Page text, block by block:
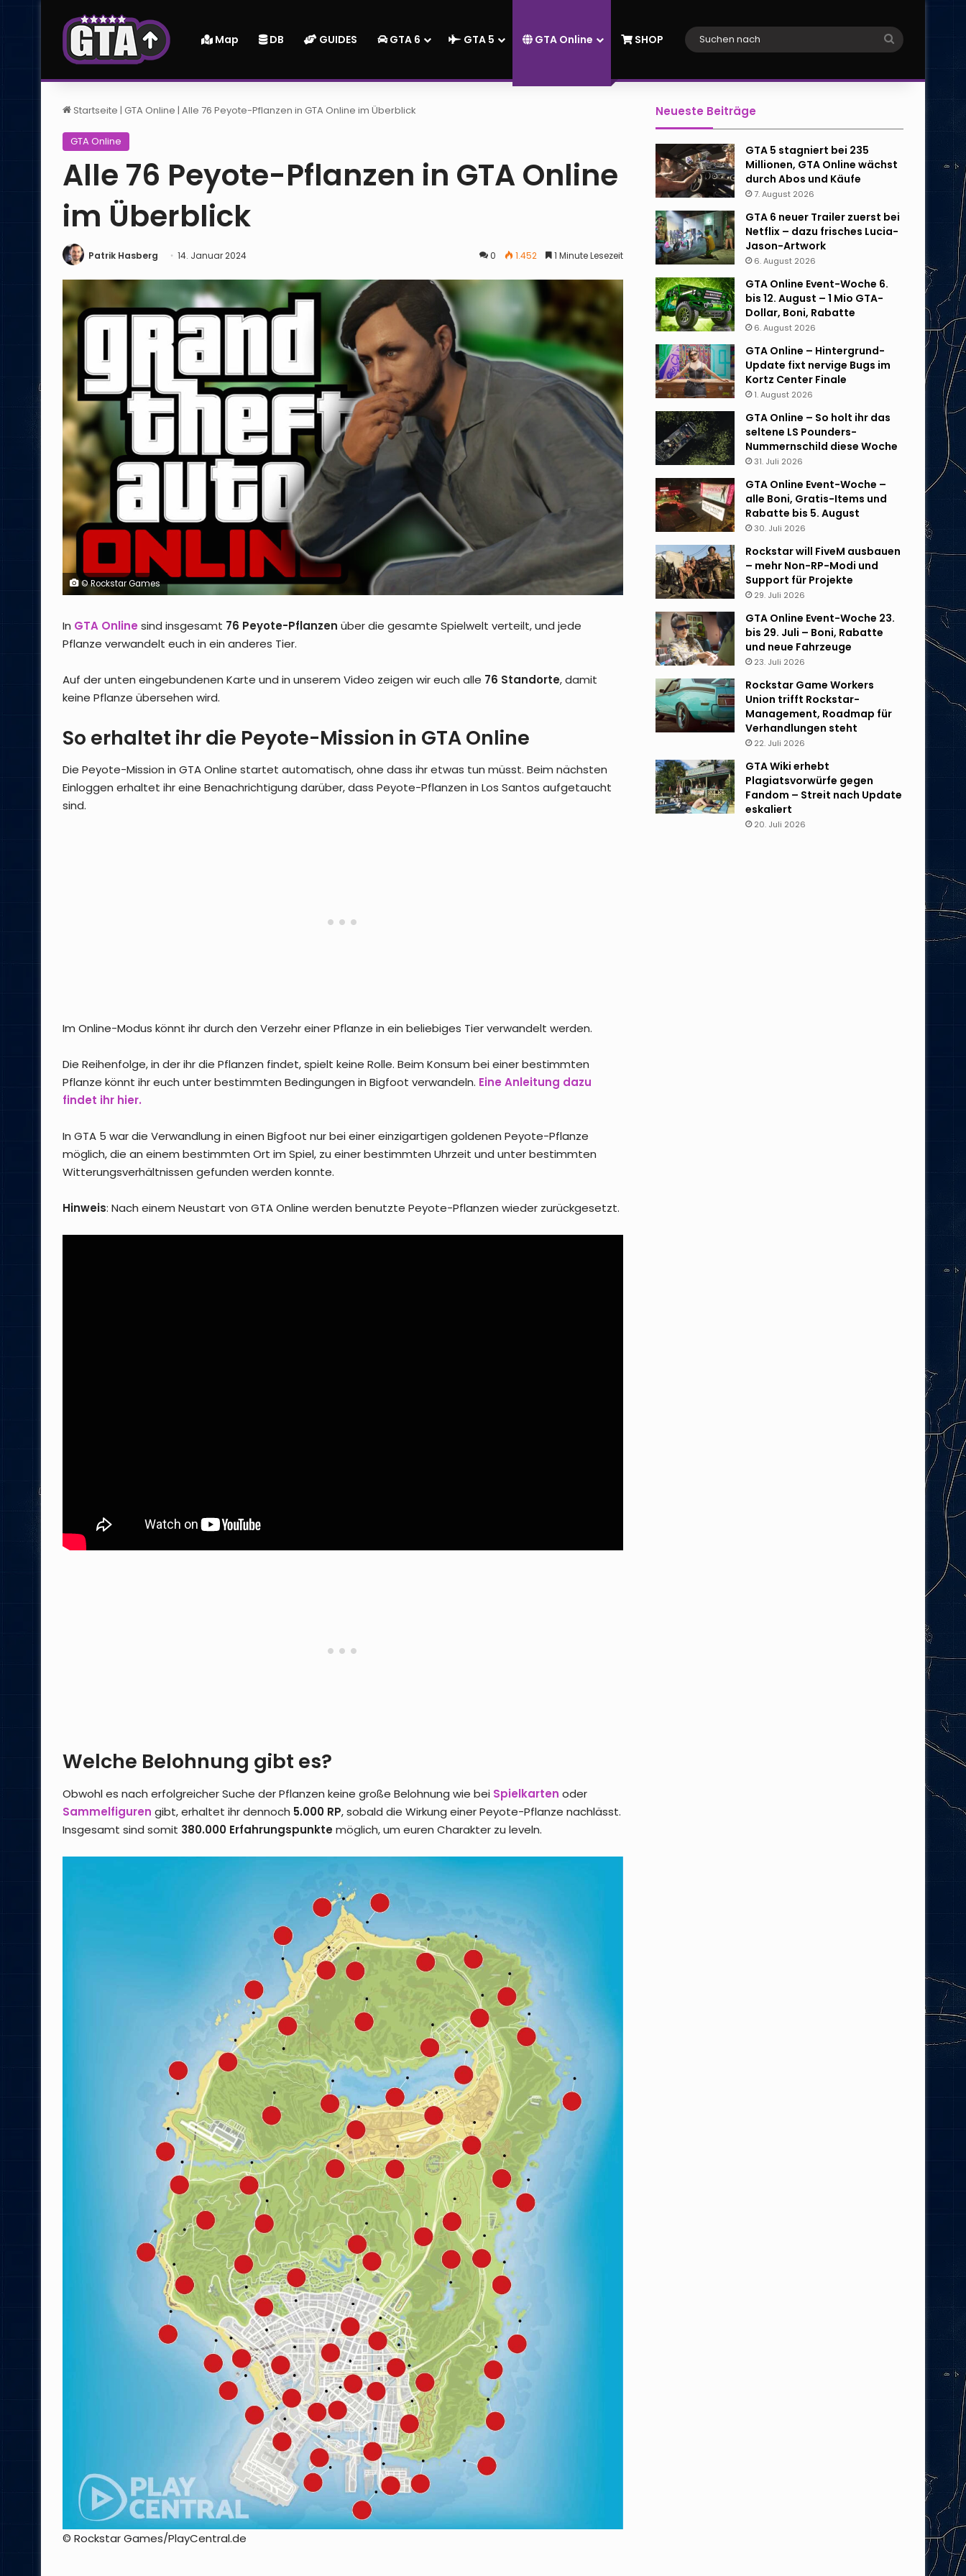
Map DB GUIDES GTA 6 GTA 5 GTA Online SHOP
Suchen
Startseite | GTA Online | Alle 76 Peyote-Pflanzen in GTA Online im Überblick
GTA Online
Alle 76 Peyote-Pflanzen in GTA Online
im Überblick
Patrik Hasberg 14. Januar 2024 0 1.452 1 Minute Lesezeit
© Rockstar Games
In GTA Online sind insgesamt 76 Peyote-Pflanzen über die gesamte Spielwelt verteilt, und jede
Pflanze verwandelt euch in ein anderes Tier.
Auf der unten eingebundenen Karte und in unserem Video zeigen wir euch alle 76 Standorte, damit
keine Pflanze übersehen wird.
So erhaltet ihr die Peyote-Mission in GTA Online
Die Peyote-Mission in GTA Online startet automatisch, ohne dass ihr etwas tun müsst. Beim nächsten
Einloggen erhaltet ihr eine Benachrichtigung darüber, dass Peyote-Pflanzen in Los Santos aufgetaucht
sind.
Im Online-Modus könnt ihr durch den Verzehr einer Pflanze in ein beliebiges Tier verwandelt werden.
Die Reihenfolge, in der ihr die Pflanzen findet, spielt keine Rolle. Beim Konsum bei einer bestimmten
Pflanze könnt ihr euch unter bestimmten Bedingungen in Bigfoot verwandeln. Eine Anleitung dazu
findet ihr hier.
In GTA 5 war die Verwandlung in einen Bigfoot nur bei einer einzigartigen goldenen Peyote-Pflanze
möglich, die an einem bestimmten Ort im Spiel, zu einer bestimmten Uhrzeit und unter bestimmten
Witterungsverhältnissen gefunden werden konnte.
Hinweis: Nach einem Neustart von GTA Online werden benutzte Peyote-Pflanzen wieder zurückgesetzt.
Welche Belohnung gibt es?
Obwohl es nach erfolgreicher Suche der Pflanzen keine große Belohnung wie bei Spielkarten oder
Sammelfiguren gibt, erhaltet ihr dennoch 5.000 RP, sobald die Wirkung einer Peyote-Pflanze nachlässt.
Insgesamt sind somit 380.000 Erfahrungspunktemöglich, um euren Charakter zu leveln.
© Rockstar Games/PlayCentral.de
Neueste Beiträge
GTA 5 stagniert bei 235
Millionen, GTA Online wächst
durch Abos und Käufe
7. August 2026
GTA 6 neuer Trailer zuerst bei
Netflix – dazu frisches Lucia-
Jason-Artwork
6. August 2026
GTA Online Event-Woche 6.
bis 12. August – 1 Mio GTA-
Dollar, Boni, Rabatte
6. August 2026
GTA Online – Hintergrund-
Update fixt nervige Bugs im
Kortz Center Finale
1. August 2026
GTA Online – So holt ihr das
seltene LS Pounders-
Nummernschild diese Woche
31. Juli 2026
GTA Online Event-Woche –
alle Boni, Gratis-Items und
Rabatte bis 5. August
30. Juli 2026
Rockstar will FiveM ausbauen
– mehr Non-RP-Modi und
Support für Projekte
29. Juli 2026
GTA Online Event-Woche 23.
bis 29. Juli – Boni, Rabatte
und neue Fahrzeuge
23. Juli 2026
Rockstar Game Workers
Union trifft Rockstar-
Management, Roadmap für
Verhandlungen steht
22. Juli 2026
GTA Wiki erhebt
Plagiatsvorwürfe gegen
Fandom – Streit nach Update
eskaliert
20. Juli 2026